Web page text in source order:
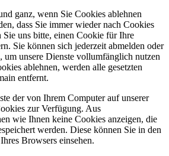
ganz, wenn Sie Cookies ablehnen
dass Sie immer wieder nach Cookies
Sie uns bitte, einen Cookie für Ihre
Sie können sich jederzeit abmelden oder
um unsere Dienste vollumfänglich nutzen
ablehnen, werden alle gesetzten
entfernt.
der von Ihrem Computer auf unserer
zur Verfügung. Aus
wie Ihnen keine Cookies anzeigen, die
werden. Diese können Sie in den
Browsers einsehen.